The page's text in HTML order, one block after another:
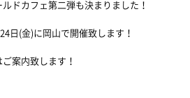
ルドカフェ第二弾も決まりました！
日(金)に岡山で開催致します！
案内致します！